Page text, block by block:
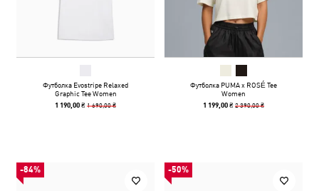
Футболка Evostripe Relaxed
Graphic Tee Women
1 190,00 ₴1 690,00 ₴
Футболка PUMA x ROSÉ Tee
Women
1 199,00 ₴2 390,00 ₴
-84% -50%